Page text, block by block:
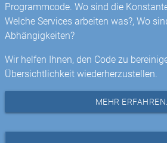
Programmcode. Wo sind die
Welche Services arbeiten was?, Wo
Abhängigkeiten?
Wir helfen Ihnen, den Code zu
Übersichtlichkeit wiederherzustellen.
MEHR